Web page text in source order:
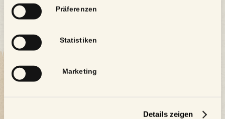
Präferenzen
Statistiken
Marketing
Details zeigen